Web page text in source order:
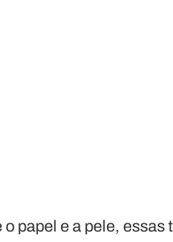
papel e a pele,